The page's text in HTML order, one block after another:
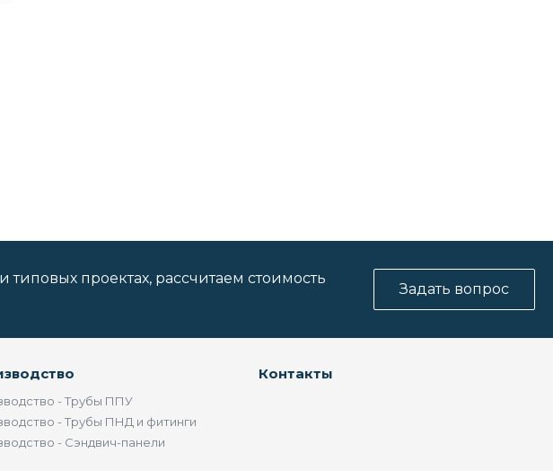
проектах, рассчитаем стоимость
Задать вопрос
- Трубы ППУ
- Трубы ПНД и фитинги
- Сэндвич-панели
Контакты